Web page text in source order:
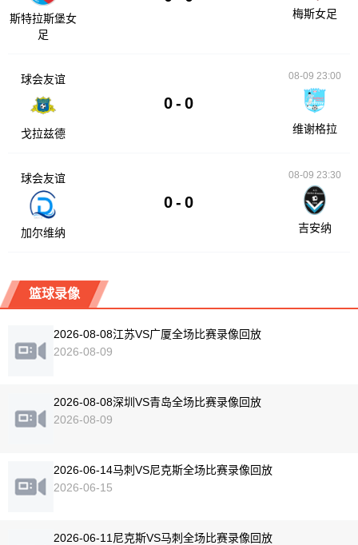
斯特拉斯堡女
足
梅斯女足
球会友谊
戈拉兹德
0 - 0
08-09 23:00
维谢格拉
球会友谊
加尔维纳
0 - 0
08-09 23:30
吉安纳
篮球录像
2026-08-08江苏VS广厦全场比赛录像回放
2026-08-09
2026-08-08深圳VS青岛全场比赛录像回放
2026-08-09
2026-06-14马刺VS尼克斯全场比赛录像回放
2026-06-15
2026-06-11尼克斯VS马刺全场比赛录像回放